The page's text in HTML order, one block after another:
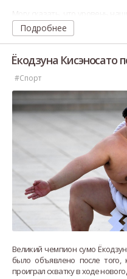
Могу сказать, что уровень
Сейчас в Японии самбо
составляющей, но в перспекти
Подробнее
Ёкодзуна Кисэносато
#Спорт
Великий чемпион сумо
было объявлено после того,
проиграл схватку в ходе